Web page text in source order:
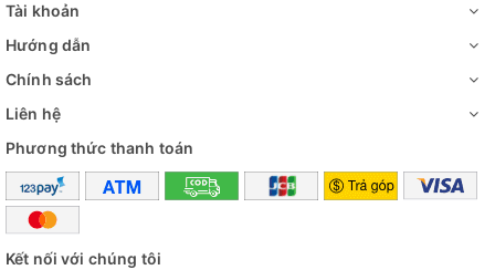
Tài khoản
Hướng dẫn
Chính sách
Liên hệ
Phương thức thanh toán
Kết nối với chúng tôi